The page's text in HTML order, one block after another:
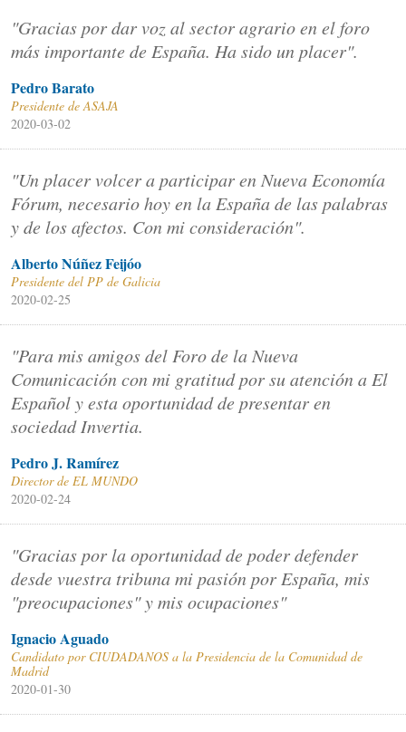
"Gracias por dar voz al sector agrario en el foro
más importante de España. Ha sido un placer".
Pedro Barato
Presidente de ASAJA
2020-03-02
"Un placer volcer a participar en Nueva Economía
Fórum, necesario hoy en la España de las palabras
y de los afectos. Con mi consideración".
Alberto Núñez Feijóo
Presidente del PP de Galicia
2020-02-25
"Para mis amigos del Foro de la Nueva
Comunicación con mi gratitud por su atención a El
Español y esta oportunidad de presentar en
sociedad Invertia.
Pedro J. Ramírez
Director de EL MUNDO
2020-02-24
"Gracias por la oportunidad de poder defender
desde vuestra tribuna mi pasión por España, mis
"preocupaciones" y mis ocupaciones"
Ignacio Aguado
Candidato por CIUDADANOS a la Presidencia de la Comunidad de
Madrid
2020-01-30